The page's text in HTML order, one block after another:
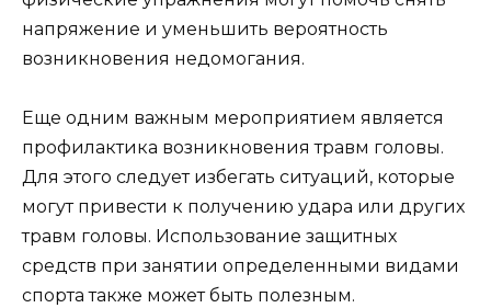
напряжение и уменьшить вероятность
возникновения недомогания.
Еще одним важным мероприятием является
профилактика возникновения травм головы.
Для этого следует избегать ситуаций, которые
могут привести к получению удара или других
травм головы. Использование защитных
средств при занятии определенными видами
спорта также может быть полезным.